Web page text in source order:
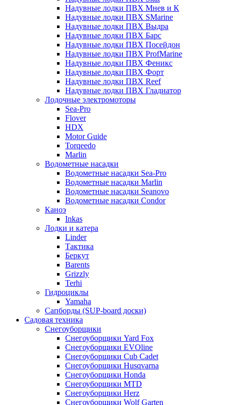
Надувные лодки ПВХ Мнев и К
Надувные лодки ПВХ SMarine
Надувные лодки ПВХ Выдра
Надувные лодки ПВХ Барс
Надувные лодки ПВХ Посейдон
Надувные лодки ПВХ ProfMarine
Надувные лодки ПВХ Феникс
Надувные лодки ПВХ Форт
Надувные лодки ПВХ Reef
Надувные лодки ПВХ Гладиатор
Лодочные электромоторы
Sea-Pro
Flover
HDX
Motor Guide
Torqeedo
Marlin
Водометные насадки
Водометные насадки Sea-Pro
Водометные насадки Marlin
Водометные насадки Seanovo
Водометные насадки Condor
Каноэ
Inkas
Лодки и катера
Linder
Тактика
Беркут
Barents
Grizzly
Terhi
Гидроциклы
Yamaha
Сапборды (SUP-board доски)
Садовая техника
Снегоуборщики
Снегоуборщики Yard Fox
Снегоуборщики EVOline
Снегоуборщики Cub Cadet
Снегоуборщики Husqvarna
Снегоуборщики Honda
Снегоуборщики MTD
Снегоуборщики Herz
Снегоуборщики Wolf Garten